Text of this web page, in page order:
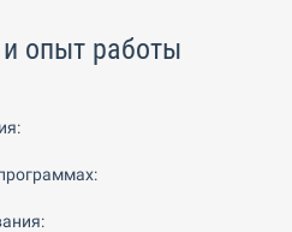
опыт работы